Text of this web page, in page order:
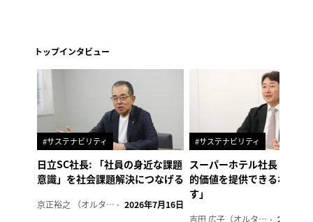
トップインタビュー
#サステナビリティ
日立SC社長: 「社員の身近な課題
意識」を社会課題解決につなげる
京正裕之 （オルタナ副編集長） 2026年7月16日
#サステナビリティ
スーパーホテル社長「地域
的価値を提供できるホテル
す」
吉田 広子（オルタナ輪番編集長） 2026年6